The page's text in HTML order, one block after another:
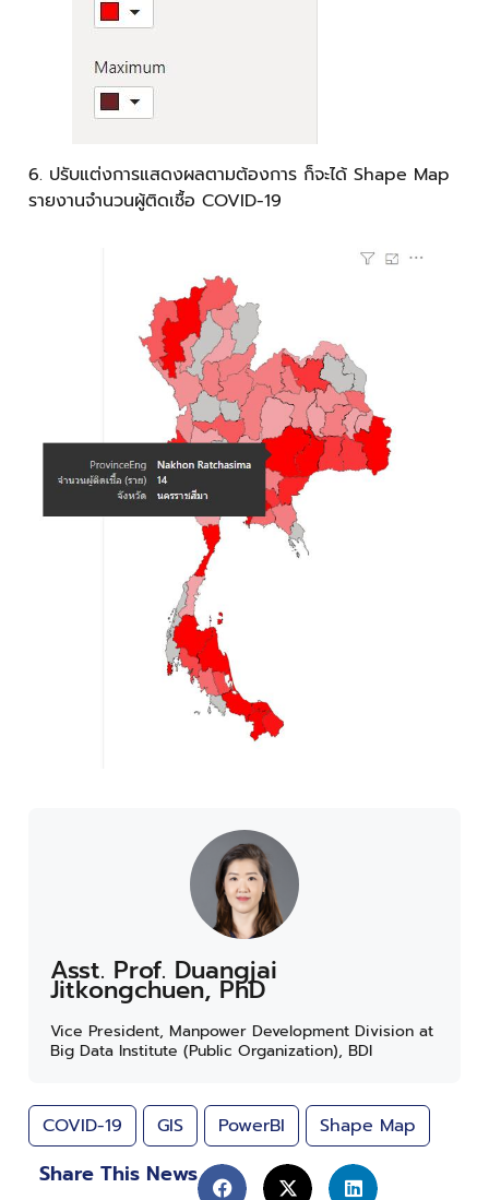
6. ปรับแต่งการแสดงผลตามต้องการ ก็จะได้ Shape Map
รายงานจำนวนผู้ติดเชื้อ COVID-19
Asst. Prof. Duangjai
Jitkongchuen, PhD
Vice President, Manpower Development Division at
Big Data Institute (Public Organization), BDI
COVID-19 GIS PowerBI Shape Map
Share This News